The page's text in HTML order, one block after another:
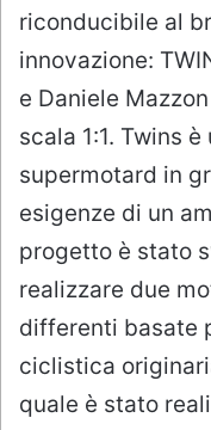
riconducibile al
innovazione:
e Daniele
scala 1:1. Twins
supermotard in
esigenze di un
progetto è stato
realizzare due
differenti basate
ciclistica
quale è stato